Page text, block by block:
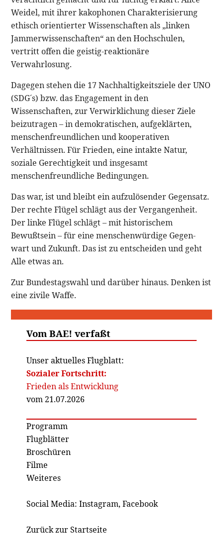
Weidel, mit ihrer kakophonen Charakterisierung
ethisch orientierter Wissenschaften als „linken
Jammerwissenschaften“ an den Hochschulen,
vertritt offen die geistig-reaktionäre
Verwahrlosung.
Dagegen stehen die 17 Nachhaltigkeitsziele der UNO
(SDG´s) bzw. das Engagement in den
Wissenschaften, zur Verwirklichung dieser Ziele
beizutragen – in demokratischen, aufgeklärten,
menschenfreundlichen und kooperativen
Verhältnissen. Für Frieden, eine intakte Natur,
soziale Gerechtigkeit und insgesamt
menschenfreundliche Bedingungen.
Das war, ist und bleibt ein aufzulösender Gegensatz.
Der rechte Flügel schlägt aus der Vergangenheit.
Der linke Flügel schlägt – mit historischem
Bewußtsein – für eine menschenwürdige Gegen-
wart und Zukunft. Das ist zu entscheiden und geht
Alle etwas an.
Zur Bundestagswahl und darüber hinaus. Denken ist
eine zivile Waffe.
Vom BAE! verfaßt
Unser aktuelles Flugblatt:
Sozialer Fortschritt:
Frieden als Entwicklung
vom 21.07.2026
Programm
Flugblätter
Broschüren
Filme
Weiteres
Social Media: Instagram, Facebook
Zurück zur Startseite